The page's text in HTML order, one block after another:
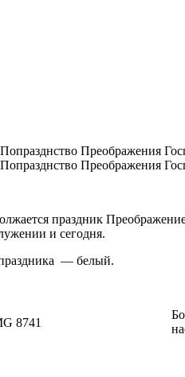
Преображения
Преображения
праздник
и сегодня.
— белый.